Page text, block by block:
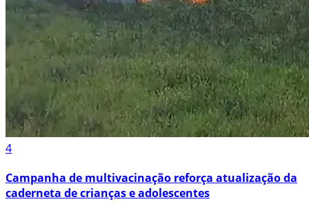
4
Campanha de multivacinação reforça atualização da
caderneta de crianças e adolescentes